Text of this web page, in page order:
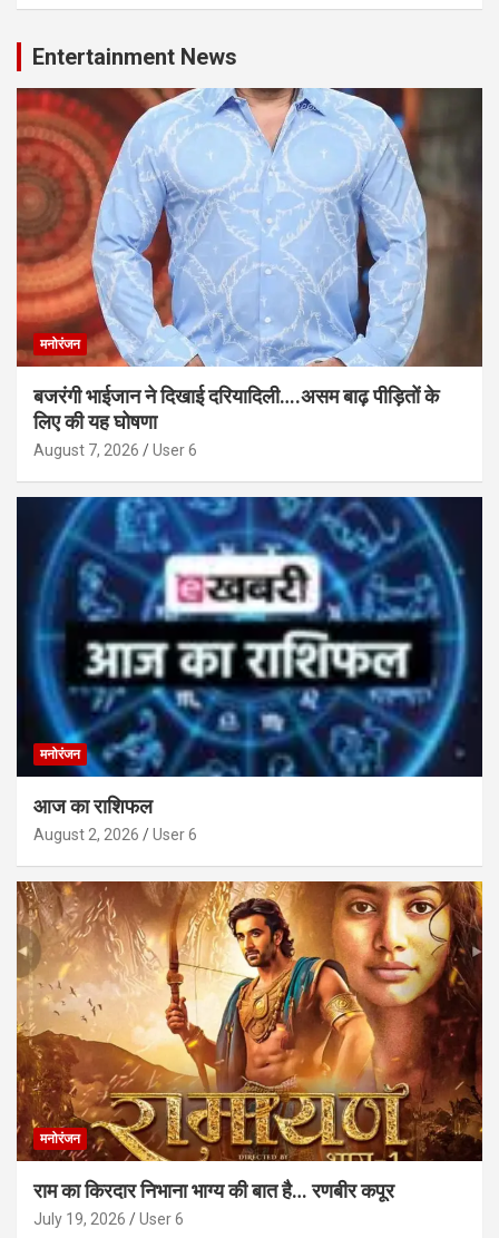
Entertainment News
मनोरंजन
बजरंगी भाईजान ने दिखाई दरियादिली….असम बाढ़ पीड़ितों के
लिए की यह घोषणा
August 7, 2026 User 6
मनोरंजन
आज का राशिफल
August 2, 2026 User 6
मनोरंजन
राम का किरदार निभाना भाग्य की बात है… रणबीर कपूर
July 19, 2026 User 6